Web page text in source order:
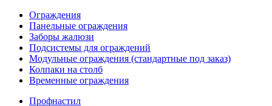
Ограждения
Панельные ограждения
Заборы жалюзи
Подсистемы для ограждений
Модульные ограждения (стандартные под заказ)
Колпаки на столб
Временные ограждения
Профнастил